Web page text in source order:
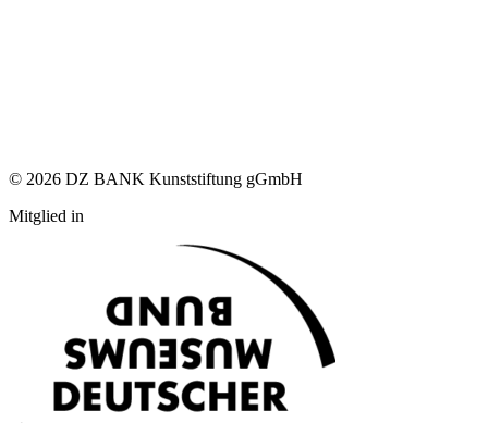
© 2026 DZ BANK Kunststiftung gGmbH
Mitglied in